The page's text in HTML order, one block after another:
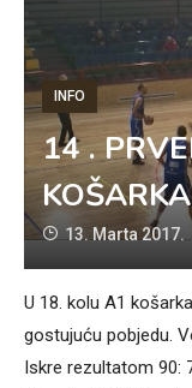
INFO
14 .
13. Marta 2017.
U 18. kolu A1
gostujuću pobjedu.
Iskre rezultatom 90: